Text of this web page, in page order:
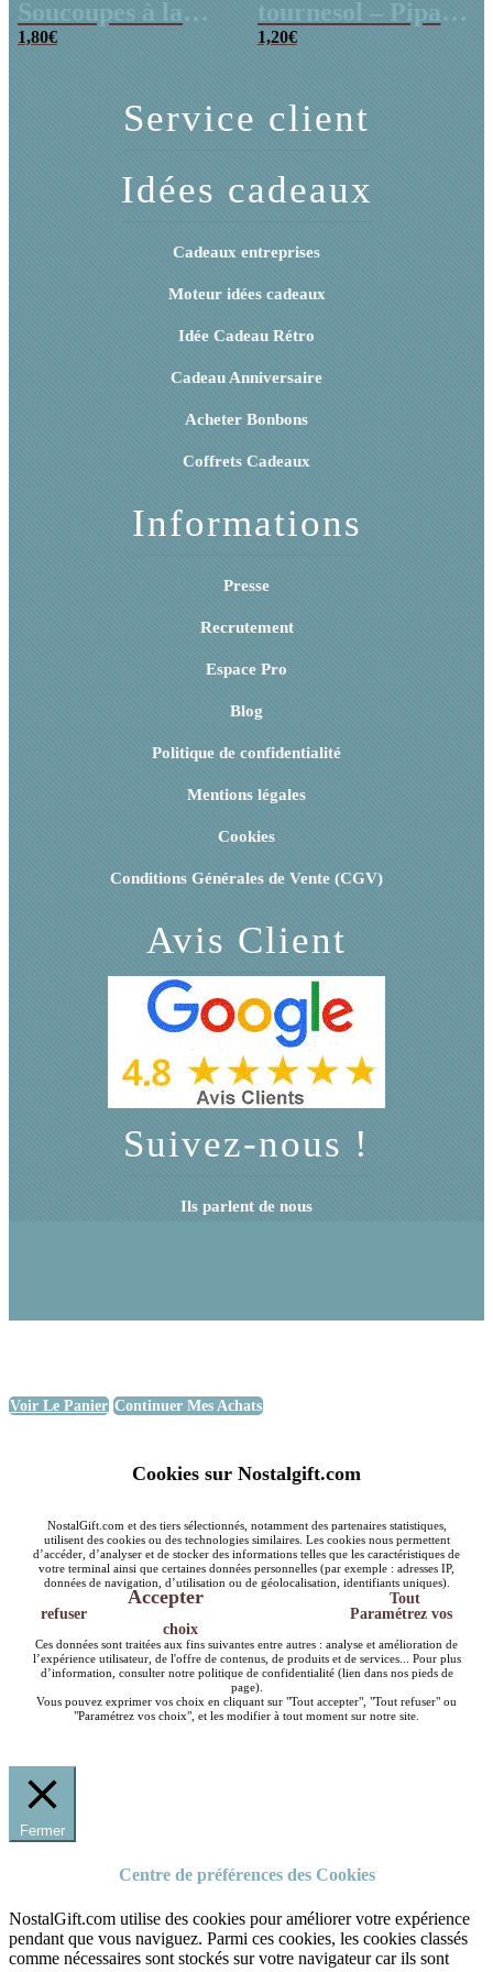
Soucoupes à la
poudre (x20)
1,80€
tournesol – Pipas
x 3
1,20€
Service client
Idées cadeaux
Cadeaux entreprises
Moteur idées cadeaux
Idée Cadeau Rétro
Cadeau Anniversaire
Acheter Bonbons
Coffrets Cadeaux
Informations
Presse
Recrutement
Espace Pro
Blog
Politique de confidentialité
Mentions légales
Cookies
Conditions Générales de Vente (CGV)
Avis Client
Suivez-nous !
Ils parlent de nous
Voir Le Panier Continuer Mes Achats
Cookies sur Nostalgift.com
NostalGift.com et des tiers sélectionnés, notamment des partenaires statistiques,
utilisent des cookies ou des technologies similaires. Les cookies nous permettent
d’accéder, d’analyser et de stocker des informations telles que les caractéristiques de
votre terminal ainsi que certaines données personnelles (par exemple : adresses IP,
données de navigation, d’utilisation ou de géolocalisation, identifiants uniques).
Accepter
Tout
refuser
Paramétrez vos
choix
Ces données sont traitées aux fins suivantes entre autres : analyse et amélioration de
l’expérience utilisateur, de l'offre de contenus, de produits et de services... Pour plus
d’information, consulter notre politique de confidentialité (lien dans nos pieds de
page).
Vous pouvez exprimer vos choix en cliquant sur "Tout accepter", "Tout refuser" ou
"Paramétrez vos choix", et les modifier à tout moment sur notre site.
Fermer
Centre de préférences des Cookies
NostalGift.com utilise des cookies pour améliorer votre expérience
pendant que vous naviguez. Parmi ces cookies, les cookies classés
comme nécessaires sont stockés sur votre navigateur car ils sont